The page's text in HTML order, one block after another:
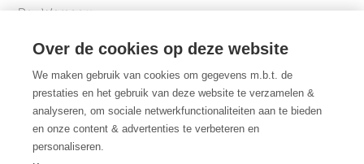
Dex Waregem
Garage Dhont bv
Dex nv Maatschappelijke zetel
051 26 01 01
Over de cookies op deze website
We maken gebruik van cookies om gegevens m.b.t. de
prestaties en het gebruik van deze website te verzamelen &
analyseren, om sociale netwerkfunctionaliteiten aan te bieden
en onze content & advertenties te verbeteren en
personaliseren.